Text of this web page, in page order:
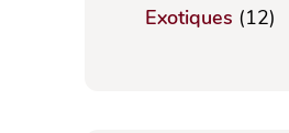
Exotiques (12)